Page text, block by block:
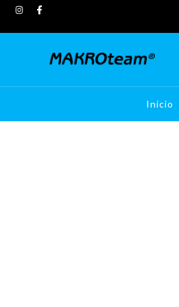
Inicio